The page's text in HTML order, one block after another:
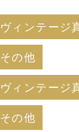
ヴィンテージ
その他
ヴィンテージ
その他